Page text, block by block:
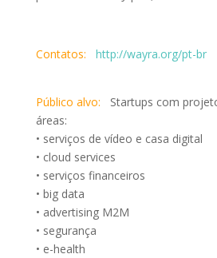
Contatos: http://wayra.org/pt-br
Público alvo: Startups com
áreas:
• serviços de vídeo e casa digital
• cloud services
• serviços financeiros
• big data
• advertising M2M
• segurança
• e-health